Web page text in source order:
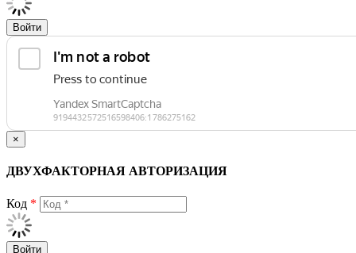
Войти
×
ДВУХФАКТОРНАЯ АВТОРИЗАЦИЯ
Код *
Войти